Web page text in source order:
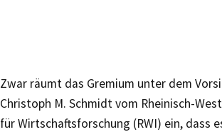
Zwar räumt das Gremium unter dem
Christoph M. Schmidt vom Rheinisch-
für Wirtschaftsforschung (RWI) ein, dass